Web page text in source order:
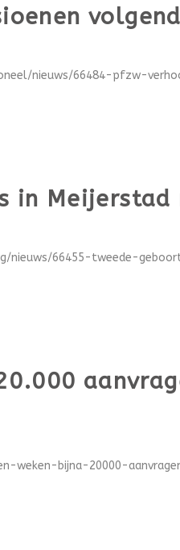
nieuws/66484-pfzw-
in
nieuws/66455-tweede-
weken-bijna-20000-